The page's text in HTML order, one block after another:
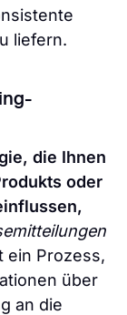
liefern.
die Ihnen
oder
ein Prozess,
über
an die